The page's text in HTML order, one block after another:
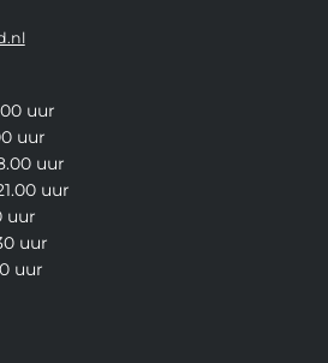
uur
uur
uur
uur
uur
uur
uur